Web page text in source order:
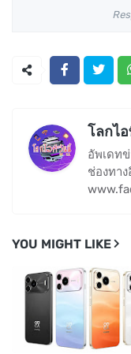
โลกไ
อัพเดท
ช่องทาง
YOU MIGHT LIKE